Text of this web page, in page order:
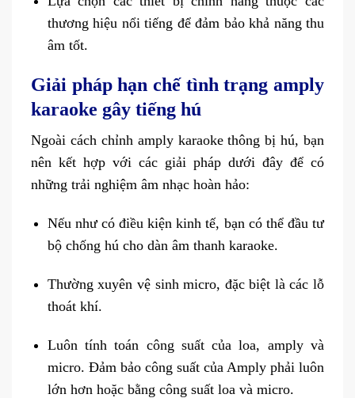
thương hiệu nổi tiếng để đảm bảo khả năng thu
âm tốt.
Giải pháp hạn chế tình trạng amply
karaoke gây tiếng hú
Ngoài cách chỉnh amply karaoke thông bị hú, bạn
nên kết hợp với các giải pháp dưới đây để có
những trải nghiệm âm nhạc hoàn hảo:
Nếu như có điều kiện kinh tế, bạn có thể đầu tư
bộ chống hú cho dàn âm thanh karaoke.
Thường xuyên vệ sinh micro, đặc biệt là các lỗ
thoát khí.
Luôn tính toán công suất của loa, amply và
micro. Đảm bảo công suất của Amply phải luôn
lớn hơn hoặc bằng công suất loa và micro.